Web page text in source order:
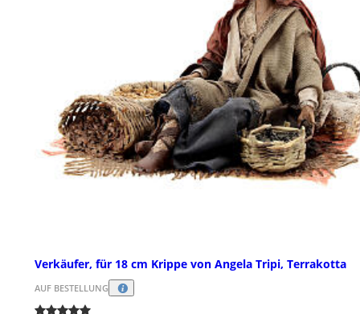
Verkäufer, für 18 cm Krippe von Angela Tripi, Terrakotta
AUF BESTELLUNG